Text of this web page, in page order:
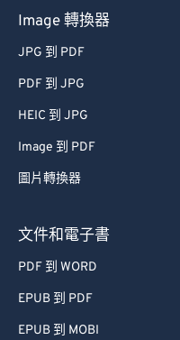
Image 轉換器
JPG 到 PDF
PDF 到 JPG
HEIC 到 JPG
Image 到 PDF
圖片轉換器
文件和電子書
PDF 到 WORD
EPUB 到 PDF
EPUB 到 MOBI